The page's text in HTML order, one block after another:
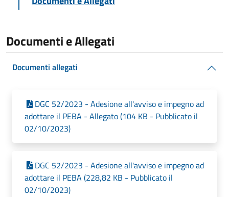
Documenti e Allegati
Documenti allegati
DGC 52/2023 - Adesione all'avviso e impegno ad
adottare il PEBA - Allegato (104 KB - Pubblicato il
02/10/2023)
DGC 52/2023 - Adesione all'avviso e impegno ad
adottare il PEBA (228,82 KB - Pubblicato il
02/10/2023)